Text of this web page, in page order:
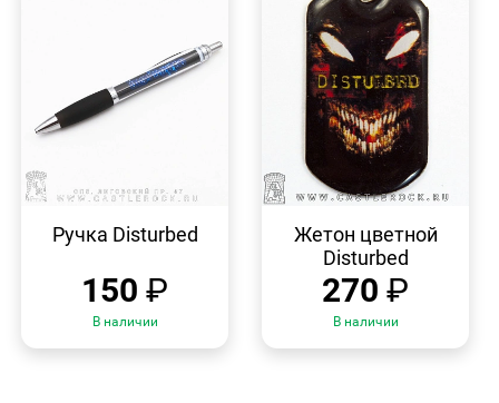
ПРОСМОТР
Ручка Disturbed
150 ₽
В наличии
ПРОСМОТР
Жетон цветной
Disturbed
270 ₽
В наличии